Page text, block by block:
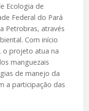
Ecologia de
Federal do Pará
Petrobras, através
Com início
o projeto atua na
manguezais
de manejo da
a participação das